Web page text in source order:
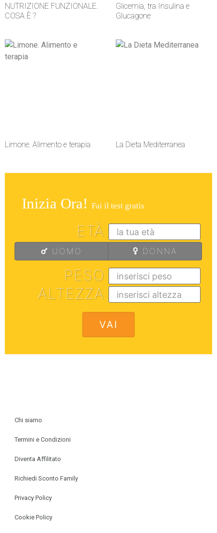
NUTRIZIONE FUNZIONALE.
COSA È ?
Glicemia, tra Insulina e
Glucagone
Limone. Alimento e terapia La Dieta Mediterranea
Inizia Ora! Fai il test gratis
ETÀ
UOMO DONNA
PESO
ALTEZZA
Chi siamo
Termini e Condizioni
Diventa Affilitato
Richiedi Sconto Family
Privacy Policy
Cookie Policy